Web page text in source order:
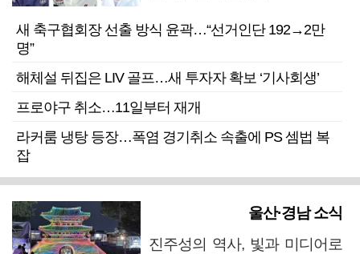
새 축구협회장 선출 방식 윤곽…“선거인단 192→2만
명”
해체설 뒤집은 LIV 골프…새 투자자 확보 ‘기사회생’
프로야구 취소…11일부터 재개
라커룸 냉탕 등장…폭염 경기취소 속출에 PS 셈법 복
잡
울산·경남 소식
진주성의 역사, 빛과 미디어로